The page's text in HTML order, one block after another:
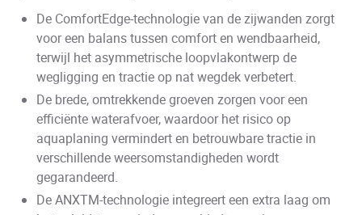
De ComfortEdge-technologie van de zijwanden zorgt
voor een balans tussen comfort en wendbaarheid,
terwijl het asymmetrische loopvlakontwerp de
wegligging en tractie op nat wegdek verbetert.
De brede, omtrekkende groeven zorgen voor een
efficiënte waterafvoer, waardoor het risico op
aquaplaning vermindert en betrouwbare tractie in
verschillende weersomstandigheden wordt
gegarandeerd.
De ANXTM-technologie integreert een extra laag om